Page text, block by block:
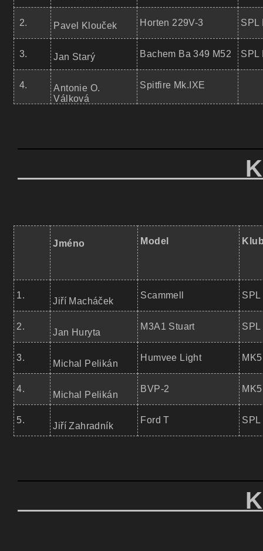
2. Pavel Klouček Horten 229V-3 SPL
3. Jan Starý Bachem Ba 349 M52 SPL
4.
Antonie O.
Válková
Spitfire Mk.IXE
Jméno Model
1.
Jiří Macháček
Scammell SPL
2.
Jan Huryta
M3A1 Stuart SPL
3.
Michal Pelikán
Humvee Light
4.
Michal Pelikán
BVP-2
5.
Jiří Zahradník
Ford T SPL